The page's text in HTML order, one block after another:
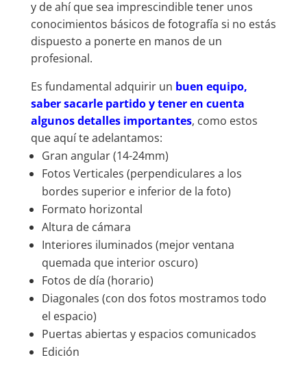
y de ahí que sea imprescindible tener unos
conocimientos básicos de fotografía si no estás
dispuesto a ponerte en manos de un
profesional.
Es fundamental adquirir un buen equipo,
saber sacarle partido y tener en cuenta
algunos detalles importantes, como estos
que aquí te adelantamos:
Gran angular (14-24mm)
Fotos Verticales (perpendiculares a los
bordes superior e inferior de la foto)
Formato horizontal
Altura de cámara
Interiores iluminados (mejor ventana
quemada que interior oscuro)
Fotos de día (horario)
Diagonales (con dos fotos mostramos todo
el espacio)
Puertas abiertas y espacios comunicados
Edición